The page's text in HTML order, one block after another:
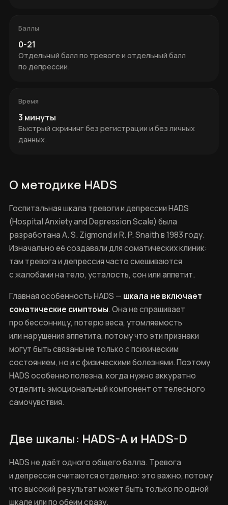
Баллы
0-21
Отдельный балл по тревоге и отдельный балл
по депрессии.
Время
3 минуты
Быстрый скрининг без регистрации и без личных
данных.
О методике HADS
Госпитальная шкала тревоги и депрессии HADS
(Hospital Anxiety and Depression Scale) была
разработана A. S. Zigmond и R. P. Snaith в 1983 году.
Изначально её создавали для соматических клиник:
там тревога и депрессия часто смешиваются
с жалобами на тело, усталость, сон или аппетит.
Главная особенность HADS — шкала не включает
соматические симптомы. Она не спрашивает
про бессонницу, потерю веса, утомляемость
или нарушения аппетита, потому что эти признаки
могут быть связаны не только с психическим
состоянием, но и с физическими болезнями. Поэтому
HADS особенно полезна, когда нужно аккуратно
отделить эмоциональный компонент от телесного
самочувствия.
Две шкалы: HADS-A и HADS-D
HADS не даёт одного общего балла. Тревога
и депрессия считаются отдельно: это важно, потому
что высокий результат может быть только по одной
шкале или по обеим сразу.